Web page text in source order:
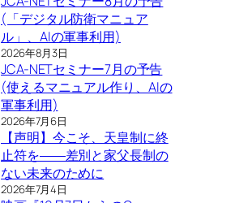
(「デジタル防衛マニュア
ル」、AIの軍事利用)
2026年8月3日
JCA-NETセミナー7月の予告
(使えるマニュアル作り、AIの
軍事利用)
2026年7月6日
【声明】今こそ、天皇制に終
止符を――差別と家父長制の
ない未来のために
2026年7月4日